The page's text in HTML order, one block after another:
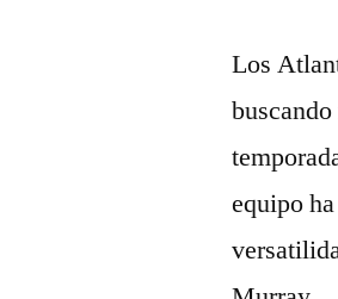
Los
equipo